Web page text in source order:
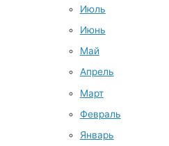
Июль
Июнь
Май
Апрель
Март
Февраль
Январь